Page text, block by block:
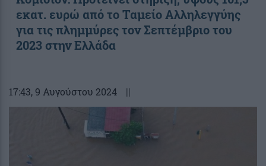
εκατ. ευρώ από το Ταμείο Αλληλεγγύης
για τις πλημμύρες τον Σεπτέμβριο του
2023 στην Ελλάδα
17:43, 9 Αυγούστου 2024 ||